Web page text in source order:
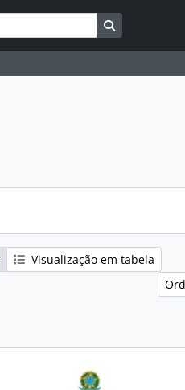
Busque na
Visualização em tabela